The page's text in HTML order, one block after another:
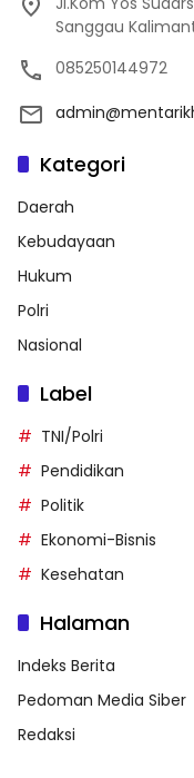
Sanggau
085250144972
Kategori
Daerah
Kebudayaan
Hukum
Polri
Nasional
Label
TNI/Polri
Pendidikan
Politik
Ekonomi-Bisnis
Kesehatan
Halaman
Indeks Berita
Pedoman Media Siber
Redaksi